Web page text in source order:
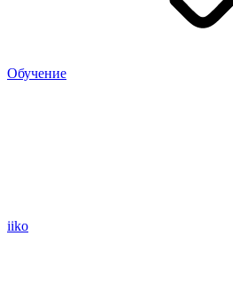
Обучение
iiko